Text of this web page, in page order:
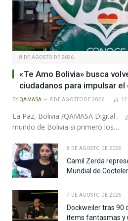
8 DE AGOSTO DE 2026
«Te Amo Bolivia» busca
ciudadanos para impulsar el
BY QAMASA 8 DE AGOSTO DE 2026 12
La Paz, Bolivia /QAMASA Digital .-
mundo de Bolivia si primero los…
8 DE AGOSTO DE 2026
Camil Zerda
Mundial de
7 DE AGOSTO DE 2026
Dockweiler tras 90
ítems fantasmas y